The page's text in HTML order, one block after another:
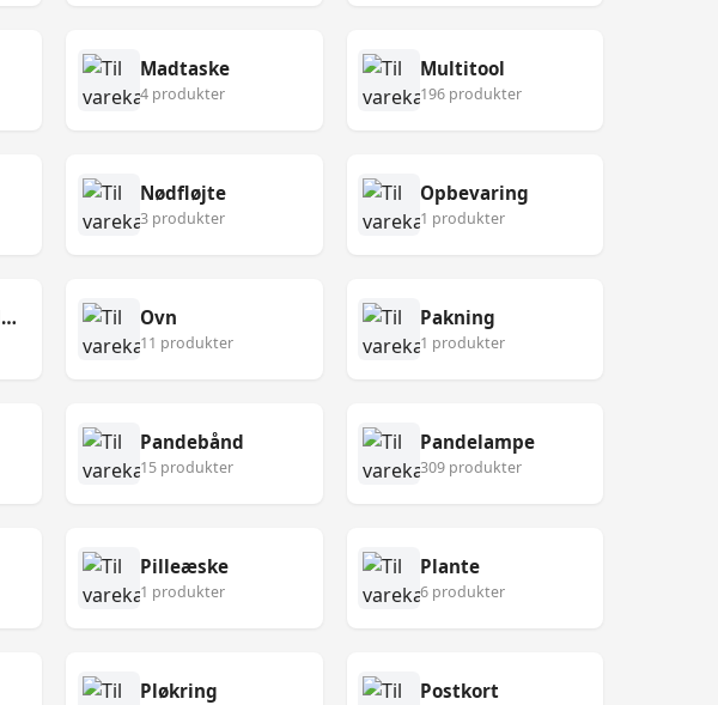
Madtaske
4 produkter
Multitool
196 produkter
Nødfløjte
3 produkter
Opbevaring
1 produkter
Overlevelsesudstyr Ovn
11 produkter
Pakning
1 produkter
Pandebånd
15 produkter
Pandelampe
309 produkter
Pilleæske
1 produkter
Plante
6 produkter
Pløkring Postkort